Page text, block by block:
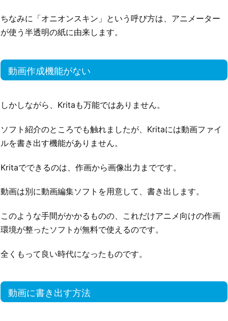
ちなみに「オニオンスキン」という呼び方は、アニメーター
が使う半透明の紙に由来します。
動画作成機能がない
しかしながら、Kritaも万能ではありません。
ソフト紹介のところでも触れましたが、Kritaには動画ファイ
ルを書き出す機能がありません。
Kritaでできるのは、作画から画像出力までです。
動画は別に動画編集ソフトを用意して、書き出します。
このような手間がかかるものの、これだけアニメ向けの作画
環境が整ったソフトが無料で使えるのです。
全くもって良い時代になったものです。
動画に書き出す方法